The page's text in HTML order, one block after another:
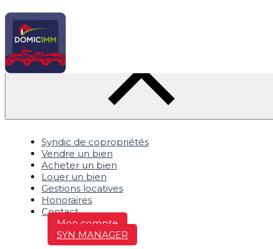
Syndic de copropriétés
Vendre un bien
Acheter un bien
Louer un bien
Gestions locatives
Honoraires
Contact
Mon compte
SYN MANAGER